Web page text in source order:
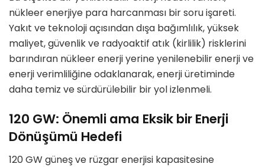
nükleer enerjiye para harcanması bir soru işareti.
Yakıt ve teknoloji açısından dışa bağımlılık, yüksek
maliyet, güvenlik ve radyoaktif atık (kirlilik) risklerini
barındıran nükleer enerji yerine yenilenebilir enerji ve
enerji verimliliğine odaklanarak, enerji üretiminde
daha temiz ve sürdürülebilir bir yol izlenmeli.
120 GW: Önemli ama Eksik bir Enerji
Dönüşümü Hedefi
120 GW güneş ve rüzgar enerjisi kapasitesine